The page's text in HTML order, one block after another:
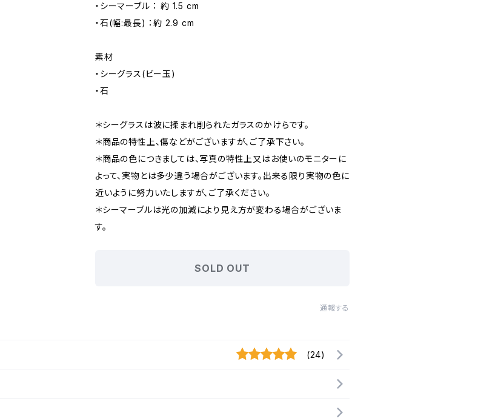
・シーマーブル ： 約 1.5 cm
・石(幅:最長) ：約 2.9 cm
素材
・シーグラス(ビー玉)
・石
＊シーグラスは波に揉まれ削られたガラスのかけらです。
＊商品の特性上、傷などがございますが、ご了承下さい。
＊商品の色につきましては、写真の特性上又はお使いのモニターに
よって、実物とは多少違う場合がございます。出来る限り実物の色に
近いように努力いたしますが、ご了承ください。
＊シーマーブルは光の加減により見え方が変わる場合がございま
す。
SOLD OUT
通報する
(24)